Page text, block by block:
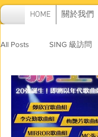
HOME 關於我們
All Posts SING 級訪問
SAM及其他訪問